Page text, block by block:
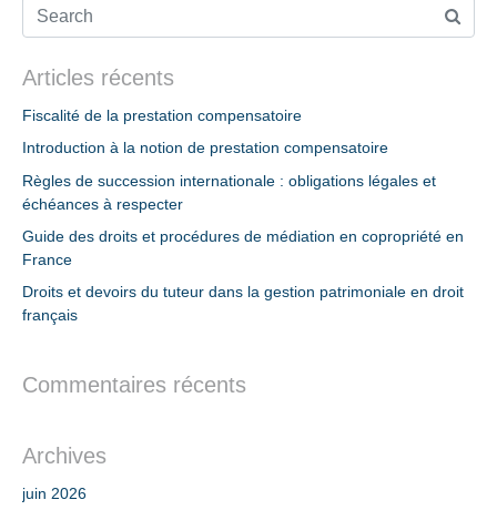
Articles récents
Fiscalité de la prestation compensatoire
Introduction à la notion de prestation compensatoire
Règles de succession internationale : obligations légales et
échéances à respecter
Guide des droits et procédures de médiation en copropriété en
France
Droits et devoirs du tuteur dans la gestion patrimoniale en droit
français
Commentaires récents
Archives
juin 2026